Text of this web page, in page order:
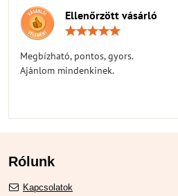
Ellenőrzött vásárló
Megbízható, pontos, gyors.
Ajánlom mindenkinek.
Rólunk
Kapcsolatok